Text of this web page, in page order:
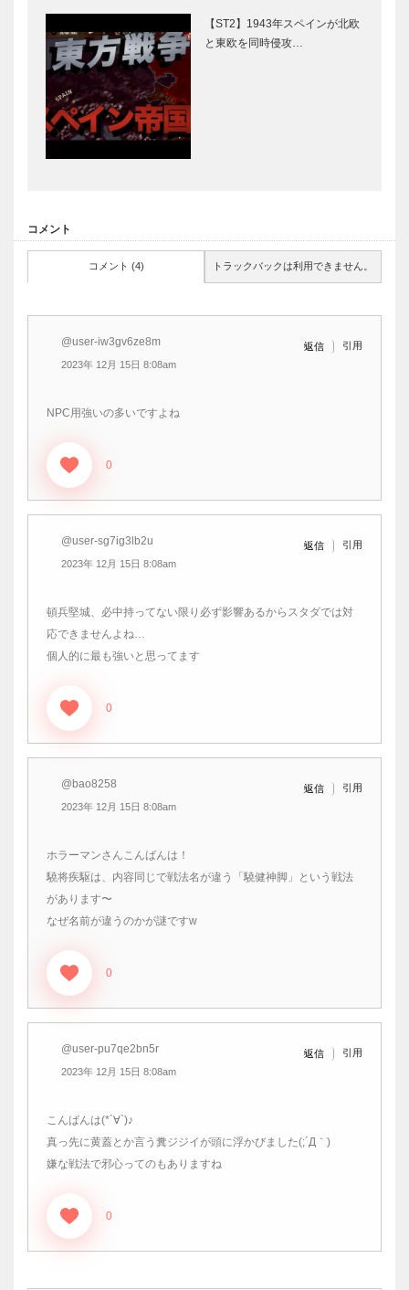
【ST2】1943年スペインが北欧
と東欧を同時侵攻…
コメント
コメント (4) トラックバックは利用できません。
@user-iw3gv6ze8m
2023年 12月 15日 8:08am
返信 引用
NPC用強いの多いですよね
0
@user-sg7ig3lb2u
2023年 12月 15日 8:08am
返信 引用
頓兵堅城、必中持ってない限り必ず影響あるからスタダでは対
応できませんよね…
個人的に最も強いと思ってます
0
@bao8258
2023年 12月 15日 8:08am
返信 引用
ホラーマンさんこんばんは！
驍将疾駆は、内容同じで戦法名が違う「驍健神脚」という戦法
があります〜
なぜ名前が違うのかが謎ですw
0
@user-pu7qe2bn5r
2023年 12月 15日 8:08am
返信 引用
こんばんは(*´∀`)♪
真っ先に黄蓋とか言う糞ジジイが頭に浮かびました(;´Д｀)
嫌な戦法で邪心ってのもありますね
0